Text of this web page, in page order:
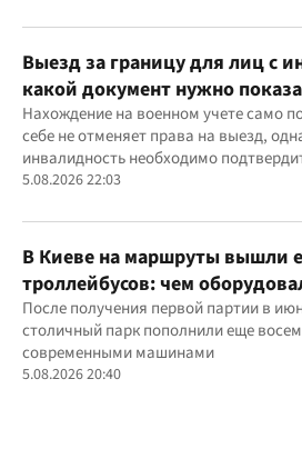
Выезд за границу для лиц с
какой документ нужно
Нахождение на военном учете само
себе не отменяет права на выезд,
инвалидность необходимо
документально
5.08.2026 22:03
В Киеве на маршруты вышли
троллейбусов: чем
После получения первой партии в
столичный парк пополнили еще
современными машинами
5.08.2026 20:40